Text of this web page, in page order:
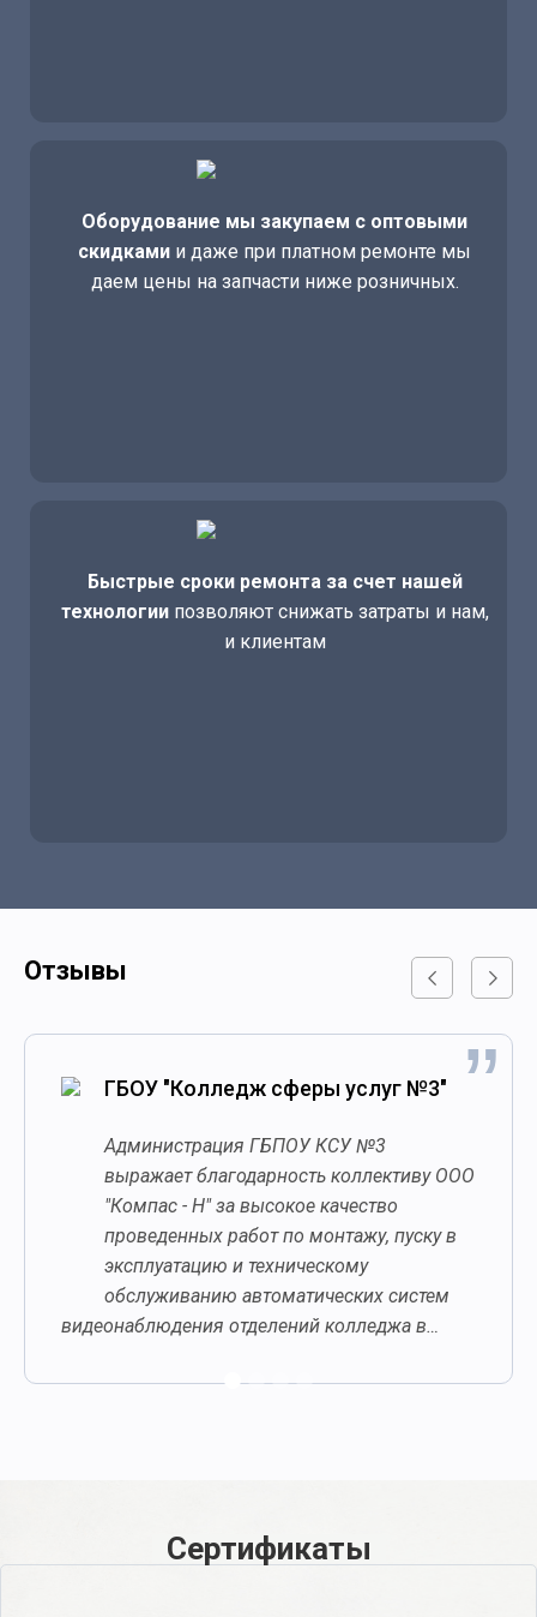
Оборудование мы закупаем с оптовыми
скидками и даже при платном ремонте мы
даем цены на запчасти ниже розничных.
Быстрые сроки ремонта за счет нашей
технологиипозволяют снижать затраты и нам,
и клиентам
Отзывы „
ГБОУ "Колледж сферы услуг №3"
Администрация ГБПОУ КСУ №3
выражает благодарность коллективу ООО
"Компас - Н" за высокое качество
проведенных работ по монтажу, пуску в
эксплуатацию и техническому
обслуживанию автоматических систем
видеонаблюдения отделений колледжа в…
Сертификаты